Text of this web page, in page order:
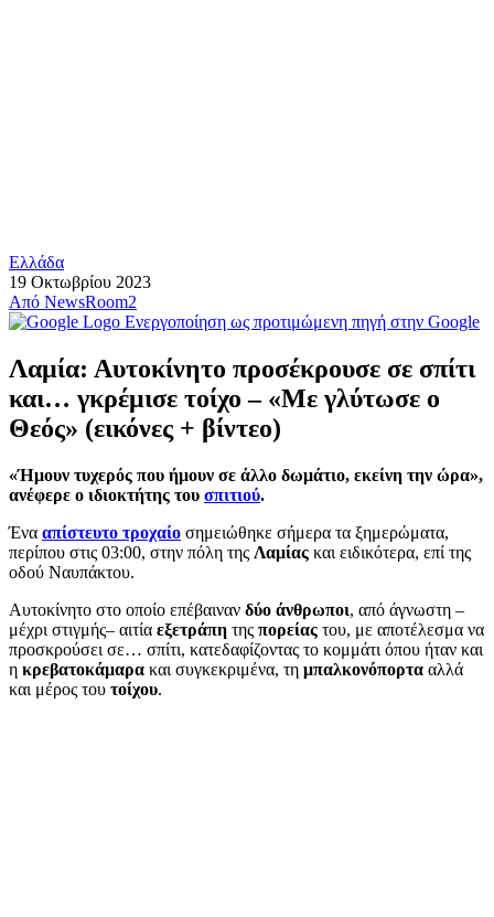
Ελλάδα
19 Οκτωβρίου 2023
Από NewsRoom2
Ενεργοποίηση ως προτιμώμενη πηγή στην Google
Λαμία: Αυτοκίνητο προσέκρουσε σε σπίτι
και… γκρέμισε τοίχο – «Με γλύτωσε ο
Θεός» (εικόνες + βίντεο)
«Ήμουν τυχερός που ήμουν σε άλλο δωμάτιο, εκείνη την ώρα»,
ανέφερε ο ιδιοκτήτης του σπιτιού.
Ένα απίστευτο τροχαίο σημειώθηκε σήμερα τα ξημερώματα,
περίπου στις 03:00, στην πόλη της Λαμίας και ειδικότερα, επί της
οδού Ναυπάκτου.
Αυτοκίνητο στο οποίο επέβαιναν δύο άνθρωποι, από άγνωστη –
μέχρι στιγμής– αιτία εξετράπη της πορείας του, με αποτέλεσμα να
προσκρούσει σε… σπίτι, κατεδαφίζοντας το κομμάτι όπου ήταν και
η κρεβατοκάμαρα και συγκεκριμένα, τη μπαλκονόπορτα αλλά
και μέρος του τοίχου.